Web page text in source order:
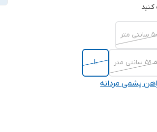
کنید
L
پشمی مردانه